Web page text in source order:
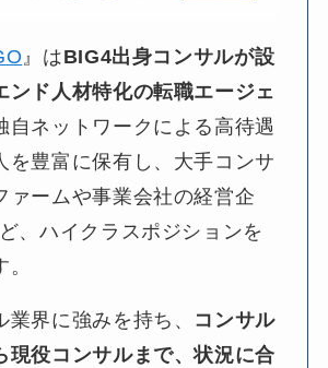
』は​BIG4出身コンサルが設
ンド人材特化の転職エージェ
自ネットワークに​よる​高待遇
を​豊富に​保有し、​大手コンサ
ァームや​事業会社の​経営企
、​ハイクラスポジションを​
業界に​強みを​持ち、​ コンサル
現役コンサルまで、状況に合